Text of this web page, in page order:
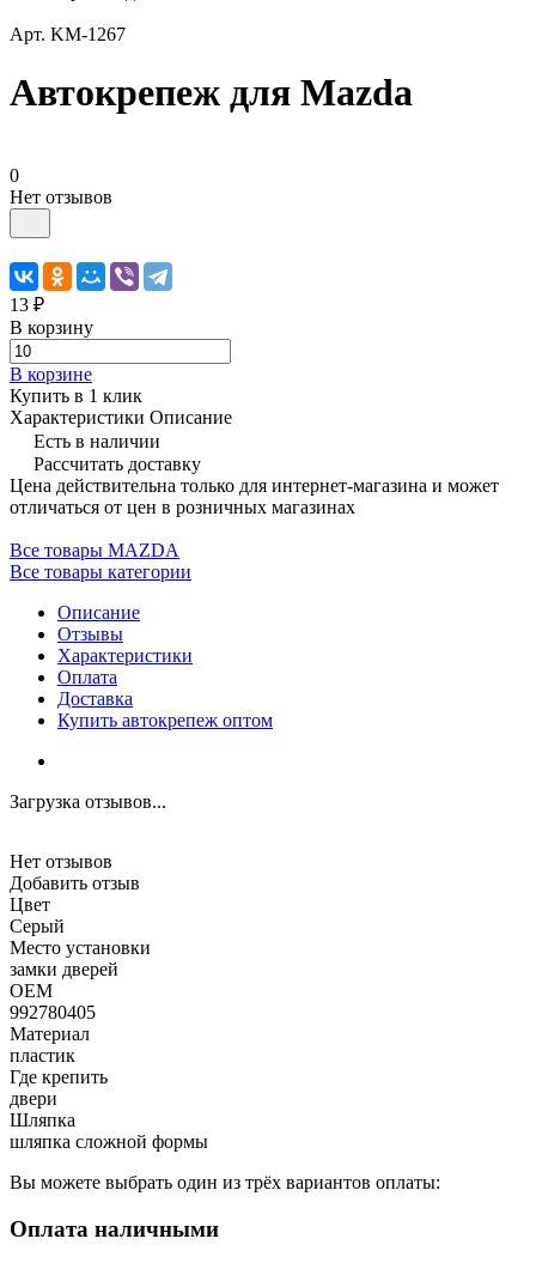
Арт. KM-1267
Автокрепеж для Mazda
0
Нет отзывов
13 ₽
В корзину
В корзине
Купить в 1 клик
Характеристики Описание
Есть в наличии
Рассчитать доставку
Цена действительна только для интернет-магазина и может
отличаться от цен в розничных магазинах
Все товары MAZDA
Все товары категории
Описание
Отзывы
Характеристики
Оплата
Доставка
Купить автокрепеж оптом
Загрузка отзывов...
Нет отзывов
Добавить отзыв
Цвет
Серый
Место установки
замки дверей
OEM
992780405
Материал
пластик
Где крепить
двери
Шляпка
шляпка сложной формы
Вы можете выбрать один из трёх вариантов оплаты:
Оплата наличными